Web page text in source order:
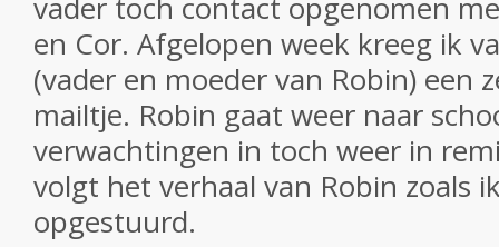
en Cor. Afgelopen week kreeg ik
(vader en moeder van Robin) een
mailtje. Robin gaat weer naar
verwachtingen in toch weer in
volgt het verhaal van Robin zoals
opgestuurd.